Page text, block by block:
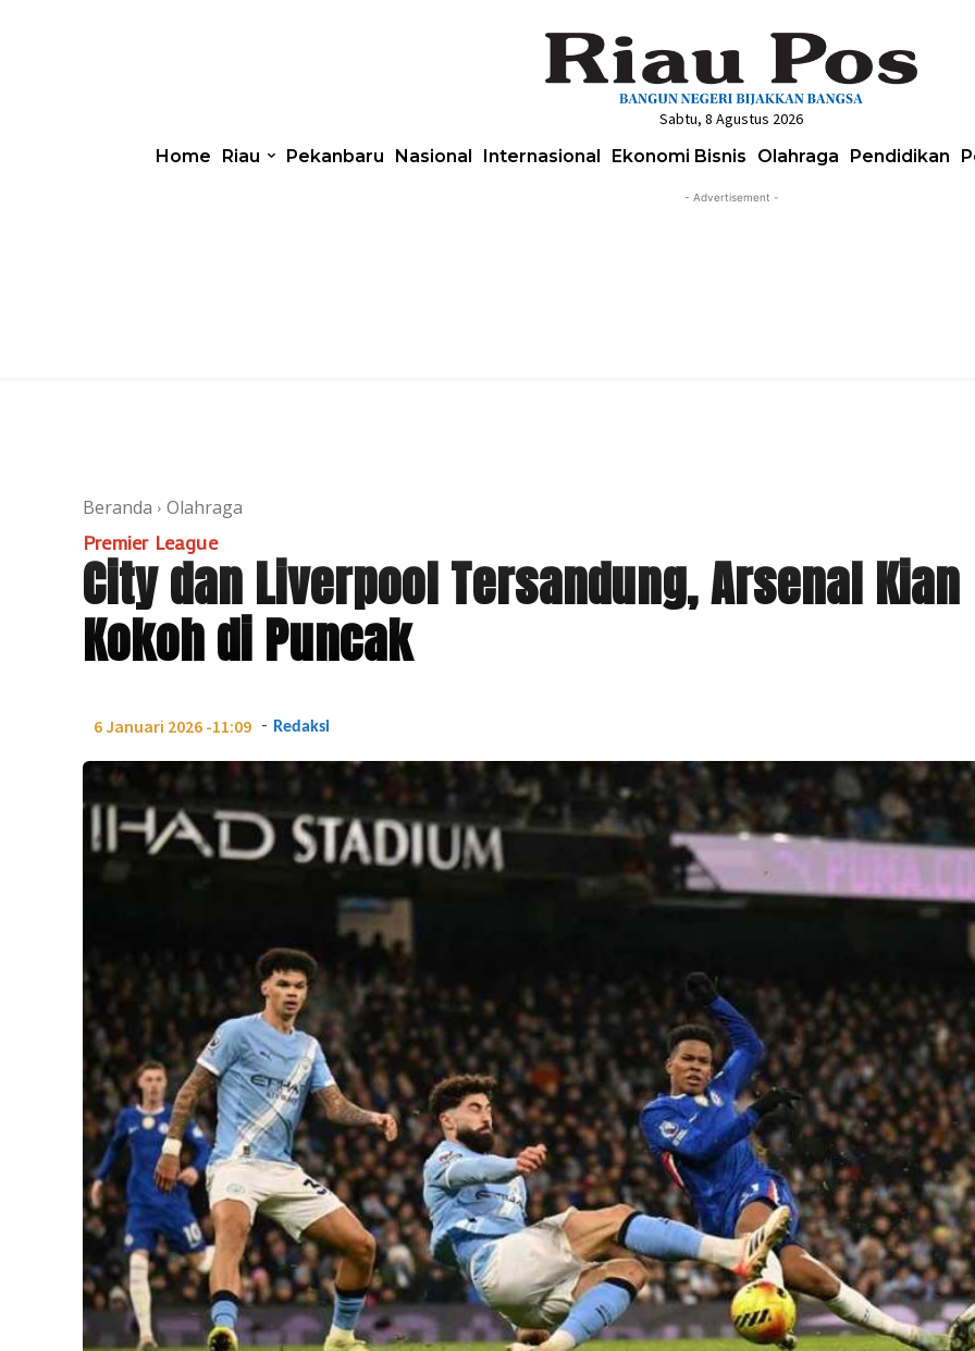
Sabtu, 8 Agustus 2026
Home Riau Pekanbaru Nasional Internasional Ekonomi Bisnis Olahraga Pendidikan
- Advertisement -
Beranda Olahraga
Premier League
City dan Liverpool Tersandung, Arsenal Kian
Kokoh di Puncak
6 Januari 2026 -11:09 - Redaksi